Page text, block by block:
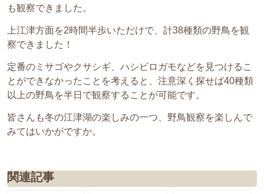
も観察できました。
上江津方面を2時間半歩いただけで、計38種類の野鳥を観
察できました！
定番のミサゴやクサシギ、ハシビロガモなどを見つけるこ
とができなかったことを考えると、注意深く探せば40種類
以上の野鳥を半日で観察することが可能です。
皆さんも冬の江津湖の楽しみの一つ、野鳥観察を楽しんで
みてはいかがですか。
関連記事